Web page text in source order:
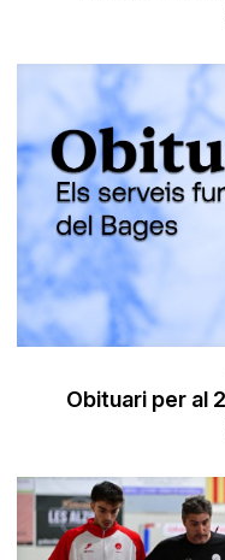
Obituari per al